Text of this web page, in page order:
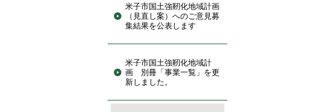
米子市国土強靭化地域計画
（見直し案）へのご意見募
集結果を公表します
米子市国土強靭化地域計
画 別冊「事業一覧」を更
新しました。